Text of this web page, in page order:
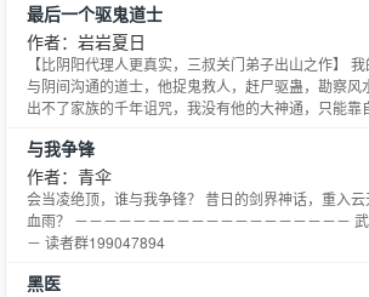
最后一个驱鬼道士
作者：岩岩夏日
【比阴阳代理人更真实，三叔关门弟子出山之作】
与阴间沟通的道士，他捉鬼救人，赶尸驱蛊，勘察风
出不了家族的千年诅咒，我没有他的大神通，只能靠
虚私世俗无由得见之幸遇门庭开教化，临逢斋醮莫推
治心只暂时更到时来心不谨，终身何以报恩——致三
与我争锋
作者：青伞
会当凌绝顶，谁与我争锋？ 昔日的剑界神话，重入
血雨？ －－－－－－－－－－－－－－－－－－－
－ 读者群199047894
黑医